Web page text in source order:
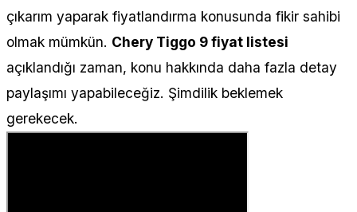
çıkarım yaparak fiyatlandırma konusunda fikir sahibi
olmak mümkün. Chery Tiggo 9 fiyat listesi
açıklandığı zaman, konu hakkında daha fazla detay
paylaşımı yapabileceğiz. Şimdilik beklemek
gerekecek.